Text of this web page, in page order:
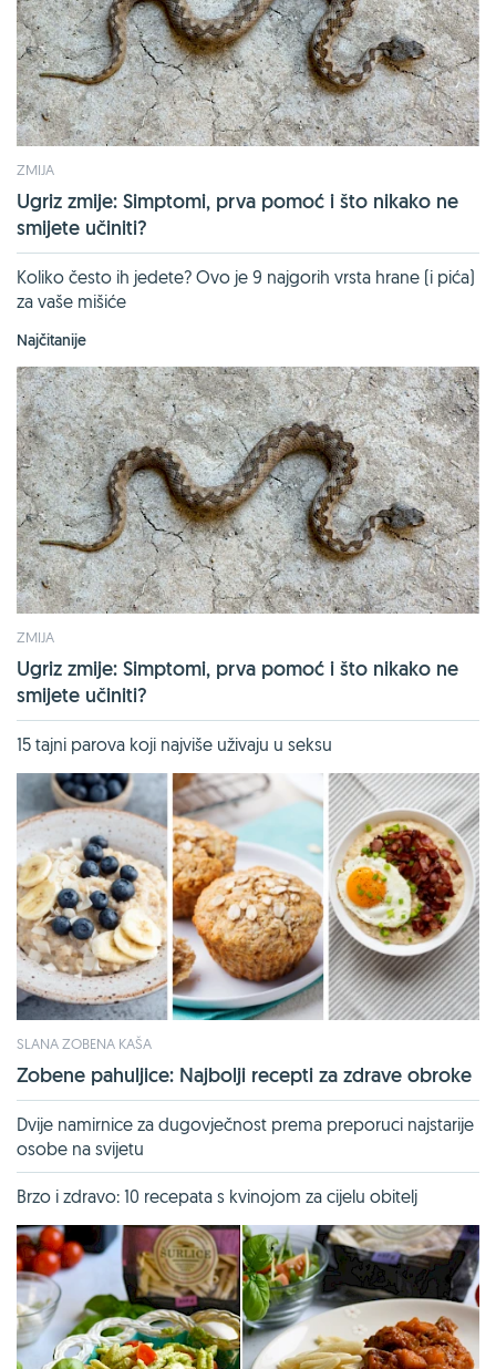
ZMIJA
Ugriz zmije: Simptomi, prva pomoć i što nikako ne
smijete učiniti?
Koliko često ih jedete? Ovo je 9 najgorih vrsta hrane (i pića)
za vaše mišiće
Najčitanije
ZMIJA
Ugriz zmije: Simptomi, prva pomoć i što nikako ne
smijete učiniti?
15 tajni parova koji najviše uživaju u seksu
SLANA ZOBENA KAŠA
Zobene pahuljice: Najbolji recepti za zdrave obroke
Dvije namirnice za dugovječnost prema preporuci najstarije
osobe na svijetu
Brzo i zdravo: 10 recepata s kvinojom za cijelu obitelj